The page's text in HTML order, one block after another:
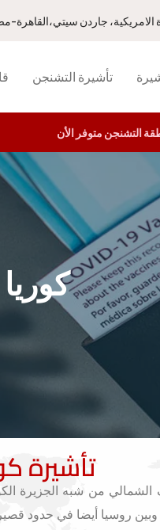
التشنجن متوفر الأن
تأشيرة التشنجن
تأشيرة
من شبه الجزيرة
وبين روسيا أيضا في حدود